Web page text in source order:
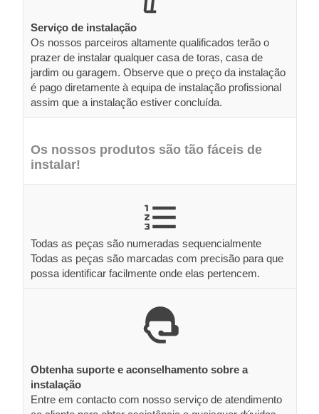
Serviço de instalação
Os nossos parceiros altamente qualificados terão o
prazer de instalar qualquer casa de toras, casa de
jardim ou garagem. Observe que o preço da instalação
é pago diretamente à equipa de instalação profissional
assim que a instalação estiver concluída.
Os nossos produtos são tão fáceis de
instalar!
Todas as peças são numeradas sequencialmente
Todas as peças são marcadas com precisão para que
possa identificar facilmente onde elas pertencem.
Obtenha suporte e aconselhamento sobre a
instalação
Entre em contacto com nosso serviço de atendimento